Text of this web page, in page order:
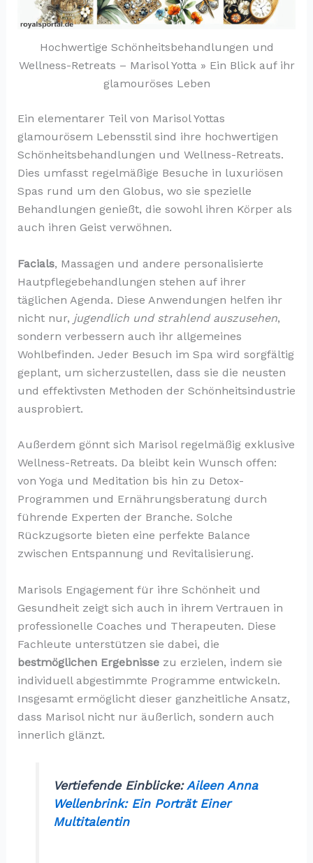
Hochwertige Schönheitsbehandlungen und
Wellness-Retreats – Marisol Yotta » Ein Blick auf ihr
glamouröses Leben
Ein elementarer Teil von Marisol Yottas
glamourösem Lebensstil sind ihre hochwertigen
Schönheitsbehandlungen und Wellness-Retreats.
Dies umfasst regelmäßige Besuche in luxuriösen
Spas rund um den Globus, wo sie spezielle
Behandlungen genießt, die sowohl ihren Körper als
auch ihren Geist verwöhnen.
Facials, Massagen und andere personalisierte
Hautpflegebehandlungen stehen auf ihrer
täglichen Agenda. Diese Anwendungen helfen ihr
nicht nur, jugendlich und strahlend auszusehen,
sondern verbessern auch ihr allgemeines
Wohlbefinden. Jeder Besuch im Spa wird sorgfältig
geplant, um sicherzustellen, dass sie die neusten
und effektivsten Methoden der Schönheitsindustrie
ausprobiert.
Außerdem gönnt sich Marisol regelmäßig exklusive
Wellness-Retreats. Da bleibt kein Wunsch offen:
von Yoga und Meditation bis hin zu Detox-
Programmen und Ernährungsberatung durch
führende Experten der Branche. Solche
Rückzugsorte bieten eine perfekte Balance
zwischen Entspannung und Revitalisierung.
Marisols Engagement für ihre Schönheit und
Gesundheit zeigt sich auch in ihrem Vertrauen in
professionelle Coaches und Therapeuten. Diese
Fachleute unterstützen sie dabei, die
bestmöglichen Ergebnissezu erzielen, indem sie
individuell abgestimmte Programme entwickeln.
Insgesamt ermöglicht dieser ganzheitliche Ansatz,
dass Marisol nicht nur äußerlich, sondern auch
innerlich glänzt.
Vertiefende Einblicke:Aileen Anna
Wellenbrink: Ein Porträt Einer
Multitalentin